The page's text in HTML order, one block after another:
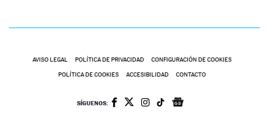
AVISO LEGAL POLÍTICA DE PRIVACIDAD CONFIGURACIÓN DE COOKIES
POLÍTICA DE COOKIES ACCESIBILIDAD CONTACTO
SÍGUENOS: